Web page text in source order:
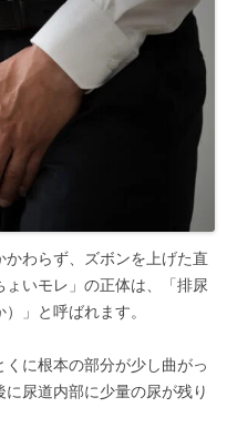
かわらず、ズボンを上げた直
いモレ」の正体は、「排尿
」と呼ばれます。
に根本の部分が少し曲がっ
尿道内部に少量の尿が残り